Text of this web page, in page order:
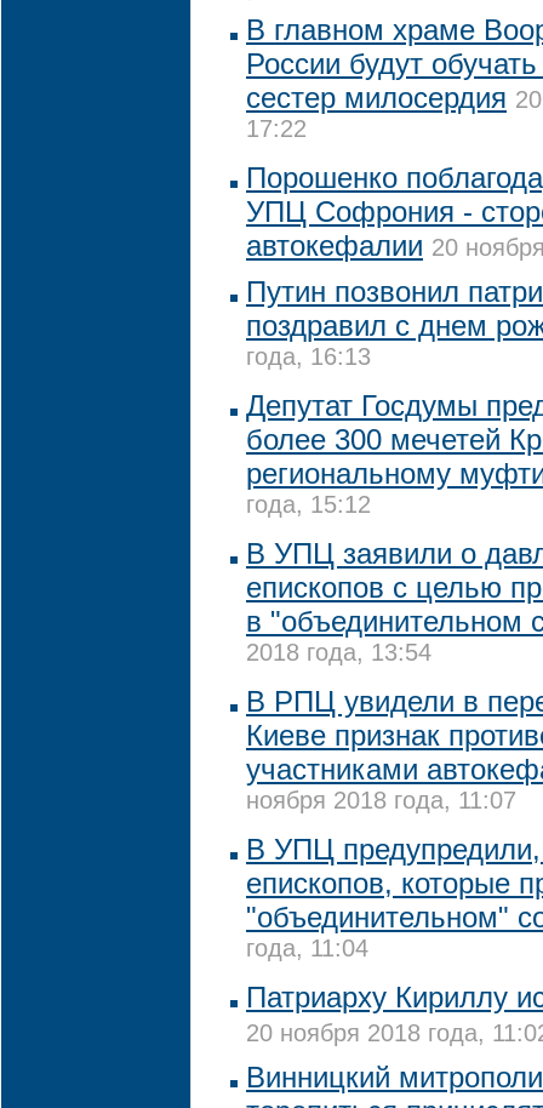
В главном храме
России будут
сестер милосердия
17:22
Порошенко
УПЦ Софрония -
автокефалии 20
Путин позвонил
поздравил с днем
года, 16:13
Депутат Госдумы
более 300 мечетей
региональному
года, 15:12
В УПЦ заявили о
епископов с целью
в "объединительном
2018 года, 13:54
В РПЦ увидели в
Киеве признак
участниками
ноября 2018 года, 11:07
В УПЦ предупредили,
епископов, которые
"объединительном"
года, 11:04
Патриарху Кириллу
20 ноября 2018 года,
Винницкий